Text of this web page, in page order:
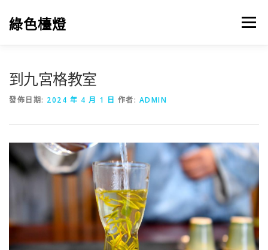
綠色檯燈 選單
到九宮格教室
發佈日期: 2024 年 4 月 1 日 作者: ADMIN